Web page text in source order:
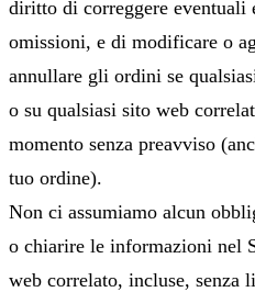
diritto di correggere eventuali
omissioni, e di modificare o
annullare gli ordini se
o su qualsiasi sito web
momento senza preavviso
tuo ordine).
Non ci assumiamo alcun
o chiarire le informazioni nel
web correlato, incluse,